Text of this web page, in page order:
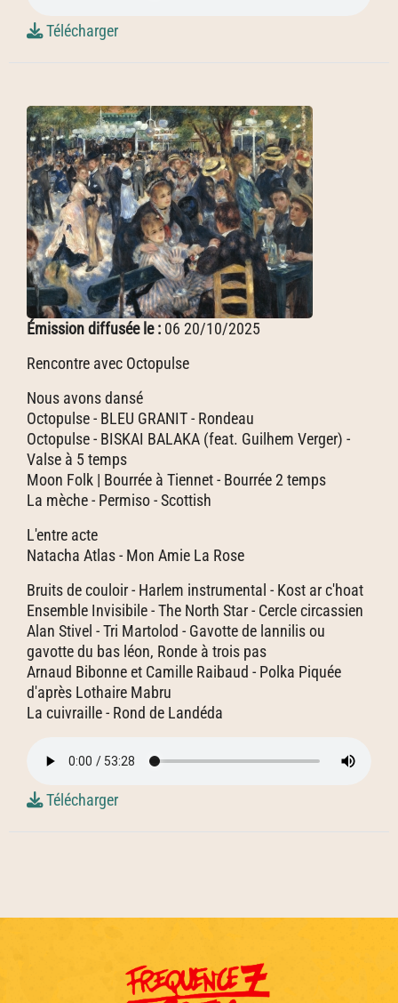
Télécharger
Émission diffusée le : 06 20/10/2025
Rencontre avec Octopulse
Nous avons dansé
Octopulse - BLEU GRANIT - Rondeau
Octopulse - BISKAI BALAKA (feat. Guilhem Verger) -
Valse à 5 temps
Moon Folk | Bourrée à Tiennet - Bourrée 2 temps
La mèche - Permiso - Scottish
L'entre acte
Natacha Atlas - Mon Amie La Rose
Bruits de couloir - Harlem instrumental - Kost ar c'hoat
Ensemble Invisibile - The North Star - Cercle circassien
Alan Stivel - Tri Martolod - Gavotte de lannilis ou
gavotte du bas léon, Ronde à trois pas
Arnaud Bibonne et Camille Raibaud - Polka Piquée
d'après Lothaire Mabru
La cuivraille - Rond de Landéda
Télécharger